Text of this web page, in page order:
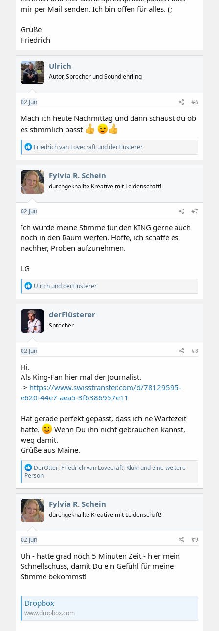
mir per Mail senden. Ich bin offen für alles. (;
Grüße
Friedrich
Ulrich
Autor, Sprecher und Soundlehrling
02 Jun #6
Mach ich heute Nachmittag und dann schaust du ob
es stimmlich passt
R
e
a
k
t
i
o
n
e
:
Friedrich van Lovecraft undderFlüsterer
Fylvia R. Schein
durchgeknallte Kreative mit Leidenschaft!
02 Jun #7
Ich würde meine Stimme für den KING gerne auch
noch in den Raum werfen. Hoffe, ich schaffe es
nachher, Proben aufzunehmen.
LG
R
e
a
k
t
i
o
n
e
n
Ulrich undderFlüsterer
derFlüsterer
Sprecher
02 Jun #8
Hi.
Als King-Fan hier mal der Journalist.
-> https://www.swisstransfer.com/d/78129595-
e620-44e7-aea5-3f6386957e11
Hat gerade perfekt gepasst, dass ich ne Wartezeit
hatte.
Wenn Du ihn nicht gebrauchen kannst,
weg damit.
Grüße aus Maine.
R
e
a
k
t
i
o
n
e
n
DerOtter, Friedrich van Lovecraft, Kluki und eine weitere
Person
Fylvia R. Schein
durchgeknallte Kreative mit Leidenschaft!
02 Jun #9
Uh - hatte grad noch 5 Minuten Zeit - hier mein
Schnellschuss, damit Du ein Gefühl für meine
Stimme bekommst!
Dropbox
www.dropbox.com